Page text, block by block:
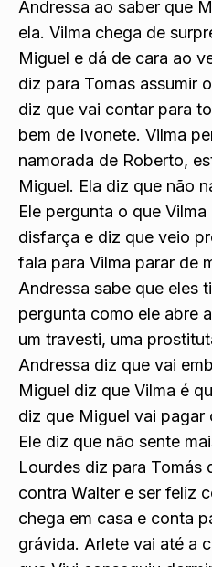
Roberto diz que Vilma
Andressa ao saber que
ela. Vilma chega de
Miguel e dá de cara ao
diz para Tomas assumir
diz que vai contar para
bem de Ivonete. Vilma
namorada de Roberto,
Miguel. Ela diz que não
Ele pergunta o que Vilma
disfarça e diz que veio
fala para Vilma parar de
Andressa sabe que eles
pergunta como ele abre
um travesti, uma
Andressa diz que vai
Miguel diz que Vilma é
diz que Miguel vai pagar
Ele diz que não sente
Lourdes diz para Tomás
contra Walter e ser feliz
chega em casa e conta